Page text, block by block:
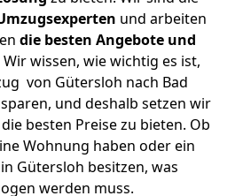
und arbeiten
die besten Angebote und
wissen, wie wichtig es ist,
von Gütersloh nach Bad
und deshalb setzen wir
besten Preise zu bieten. Ob
Wohnung haben oder ein
Gütersloh besitzen, was
werden muss.